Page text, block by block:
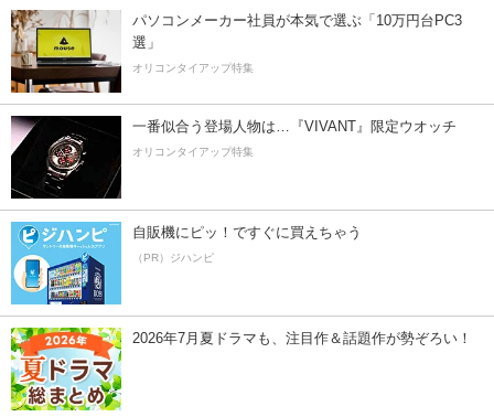
パソコンメーカー社員が本気で選ぶ「10万円台PC3
選」
オリコンタイアップ特集
一番似合う登場人物は…『VIVANT』限定ウオッチ
オリコンタイアップ特集
自販機にピッ！ですぐに買えちゃう
（PR）ジハンピ
2026年7月夏ドラマも、注目作＆話題作が勢ぞろい！